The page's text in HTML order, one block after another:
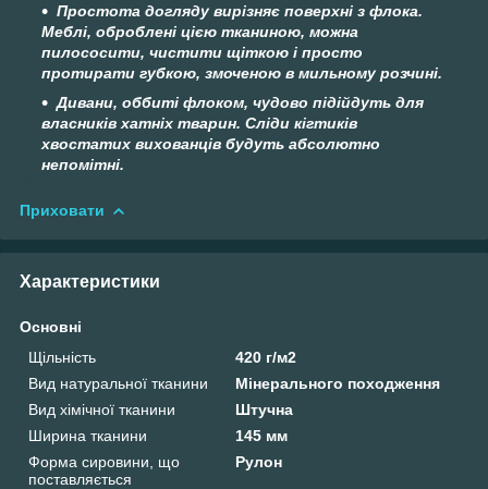
Простота догляду вирізняє поверхні з флока.
Меблі, оброблені цією тканиною, можна
пилососити, чистити щіткою і просто
протирати губкою, змоченою в мильному розчині.
Дивани, оббиті флоком, чудово підійдуть для
власників хатніх тварин. Сліди кігтиків
хвостатих вихованців будуть абсолютно
непомітні.
Приховати
Характеристики
Основні
Щільність
420 г/м2
Вид натуральної тканини
Мінерального походження
Вид хімічної тканини
Штучна
Ширина тканини
145 мм
Форма сировини, що
поставляється
Рулон